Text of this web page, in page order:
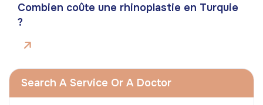
Combien coûte une rhinoplastie en Turquie
?
Search A Service Or A Doctor